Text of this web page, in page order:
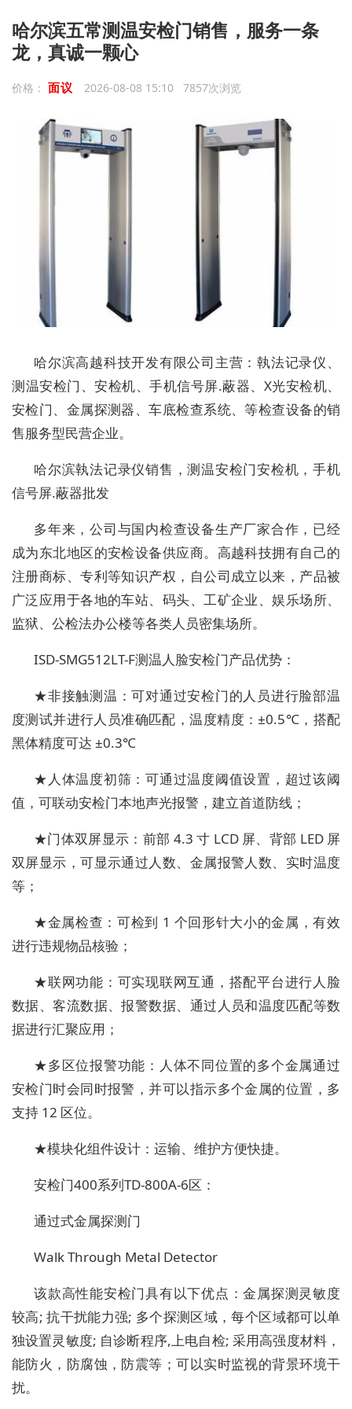
哈尔滨五常测温安检门销售，服务一条
龙，真诚一颗心
价格： 面议 2026-08-08 15:10 7857次浏览
哈尔滨高越科技开发有限公司主营：執法记录仪、
测温安检门、安检机、手机信号屏.蔽器、X光安检机、
安检门、金属探测器、车底检查系统、等检查设备的销
售服务型民营企业。
哈尔滨執法记录仪销售，测温安检门安检机，手机
信号屏.蔽器批发
多年来，公司与国内检查设备生产厂家合作，已经
成为东北地区的安检设备供应商。高越科技拥有自己的
注册商标、专利等知识产权，自公司成立以来，产品被
广泛应用于各地的车站、码头、工矿企业、娱乐场所、
监狱、公检法办公楼等各类人员密集场所。
ISD-SMG512LT-F测温人脸安检门产品优势：
★非接触测温：可对通过安检门的人员进行脸部温
度测试并进行人员准确匹配，温度精度：±0.5℃，搭配
黑体精度可达 ±0.3℃
★人体温度初筛：可通过温度阈值设置，超过该阈
值，可联动安检门本地声光报警，建立首道防线；
★门体双屏显示：前部 4.3 寸 LCD 屏、背部 LED 屏
双屏显示，可显示通过人数、金属报警人数、实时温度
等；
★金属检查：可检到 1 个回形针大小的金属，有效
进行违规物品核验；
★联网功能：可实现联网互通，搭配平台进行人脸
数据、客流数据、报警数据、通过人员和温度匹配等数
据进行汇聚应用；
★多区位报警功能：人体不同位置的多个金属通过
安检门时会同时报警，并可以指示多个金属的位置，多
支持 12 区位。
★模块化组件设计：运输、维护方便快捷。
安检门400系列TD-800A-6区：
通过式金属探测门
Walk Through Metal Detector
该款高性能安检门具有以下优点：金属探测灵敏度
较高; 抗干扰能力强; 多个探测区域，每个区域都可以单
独设置灵敏度; 自诊断程序,上电自检; 采用高强度材料，
能防火，防腐蚀，防震等；可以实时监视的背景环境干
扰。